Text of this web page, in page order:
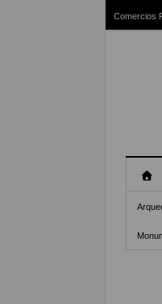
Comercios